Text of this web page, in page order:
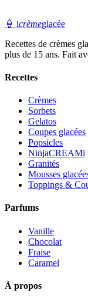
🍦 icrèmeglacée
Recettes de crèmes
plus de 15 ans. Fait
Recettes
Crèmes
Sorbets
Gelatos
Coupes glacées
Popsicles
NinjaCREAMi
Granités
Mousses
Toppings &
Parfums
Vanille
Chocolat
Fraise
Caramel
À propos